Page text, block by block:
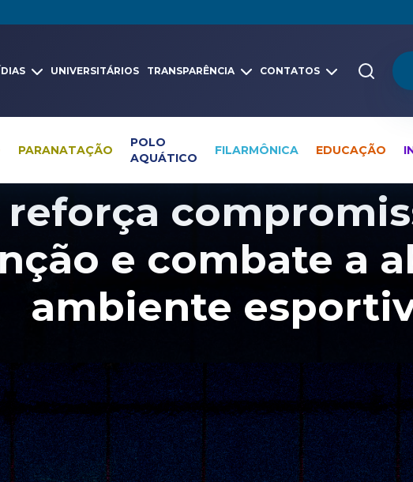
UNIVERSITÁRIOS TRANSPARÊNCIA CONTATOS
PARANATAÇÃO
POLO
AQUÁTICO
FILARMÔNICA EDUCAÇÃO
Pesquisa global Notícias Educação
reforça
e combate a
ambiente